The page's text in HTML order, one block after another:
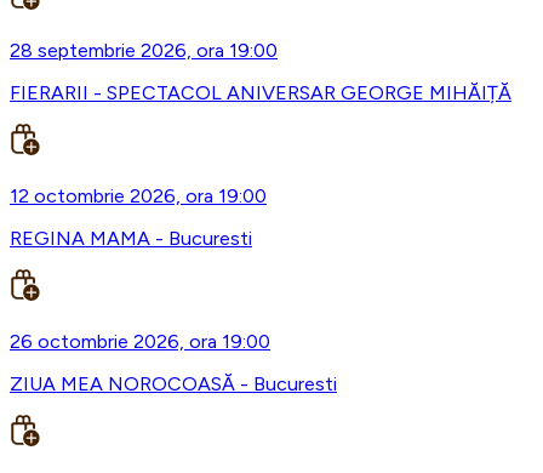
28 septembrie 2026, ora 19:00
FIERARII - SPECTACOL ANIVERSAR GEORGE MIHĂIȚĂ
12 octombrie 2026, ora 19:00
REGINA MAMA - Bucuresti
26 octombrie 2026, ora 19:00
ZIUA MEA NOROCOASĂ - Bucuresti